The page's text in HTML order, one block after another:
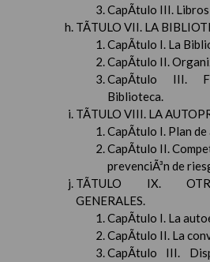
CapÃ­tulo III.
TÃTULO VII. LA
CapÃ­tulo I. La
CapÃ­tulo II.
CapÃ­tulo III.
Biblioteca.
TÃTULO VIII. LA
CapÃ­tulo I. Plan
CapÃ­tulo II.
prevenciÃ³n de
TÃTULO IX.
GENERALES.
CapÃ­tulo I. La
CapÃ­tulo II. La
CapÃ­tulo III.